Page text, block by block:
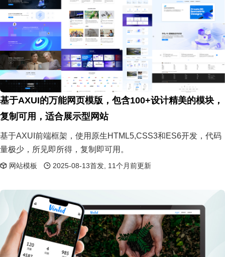
基于AXUI的万能网页模版，包含100+设计精美的模块，
复制可用，适合展示型网站
基于AXUI前端框架，使用原生HTML5,CSS3和ES6开发，代码
量极少，所见即所得，复制即可用。
网站模板 2025-08-13首发, 11个月前更新